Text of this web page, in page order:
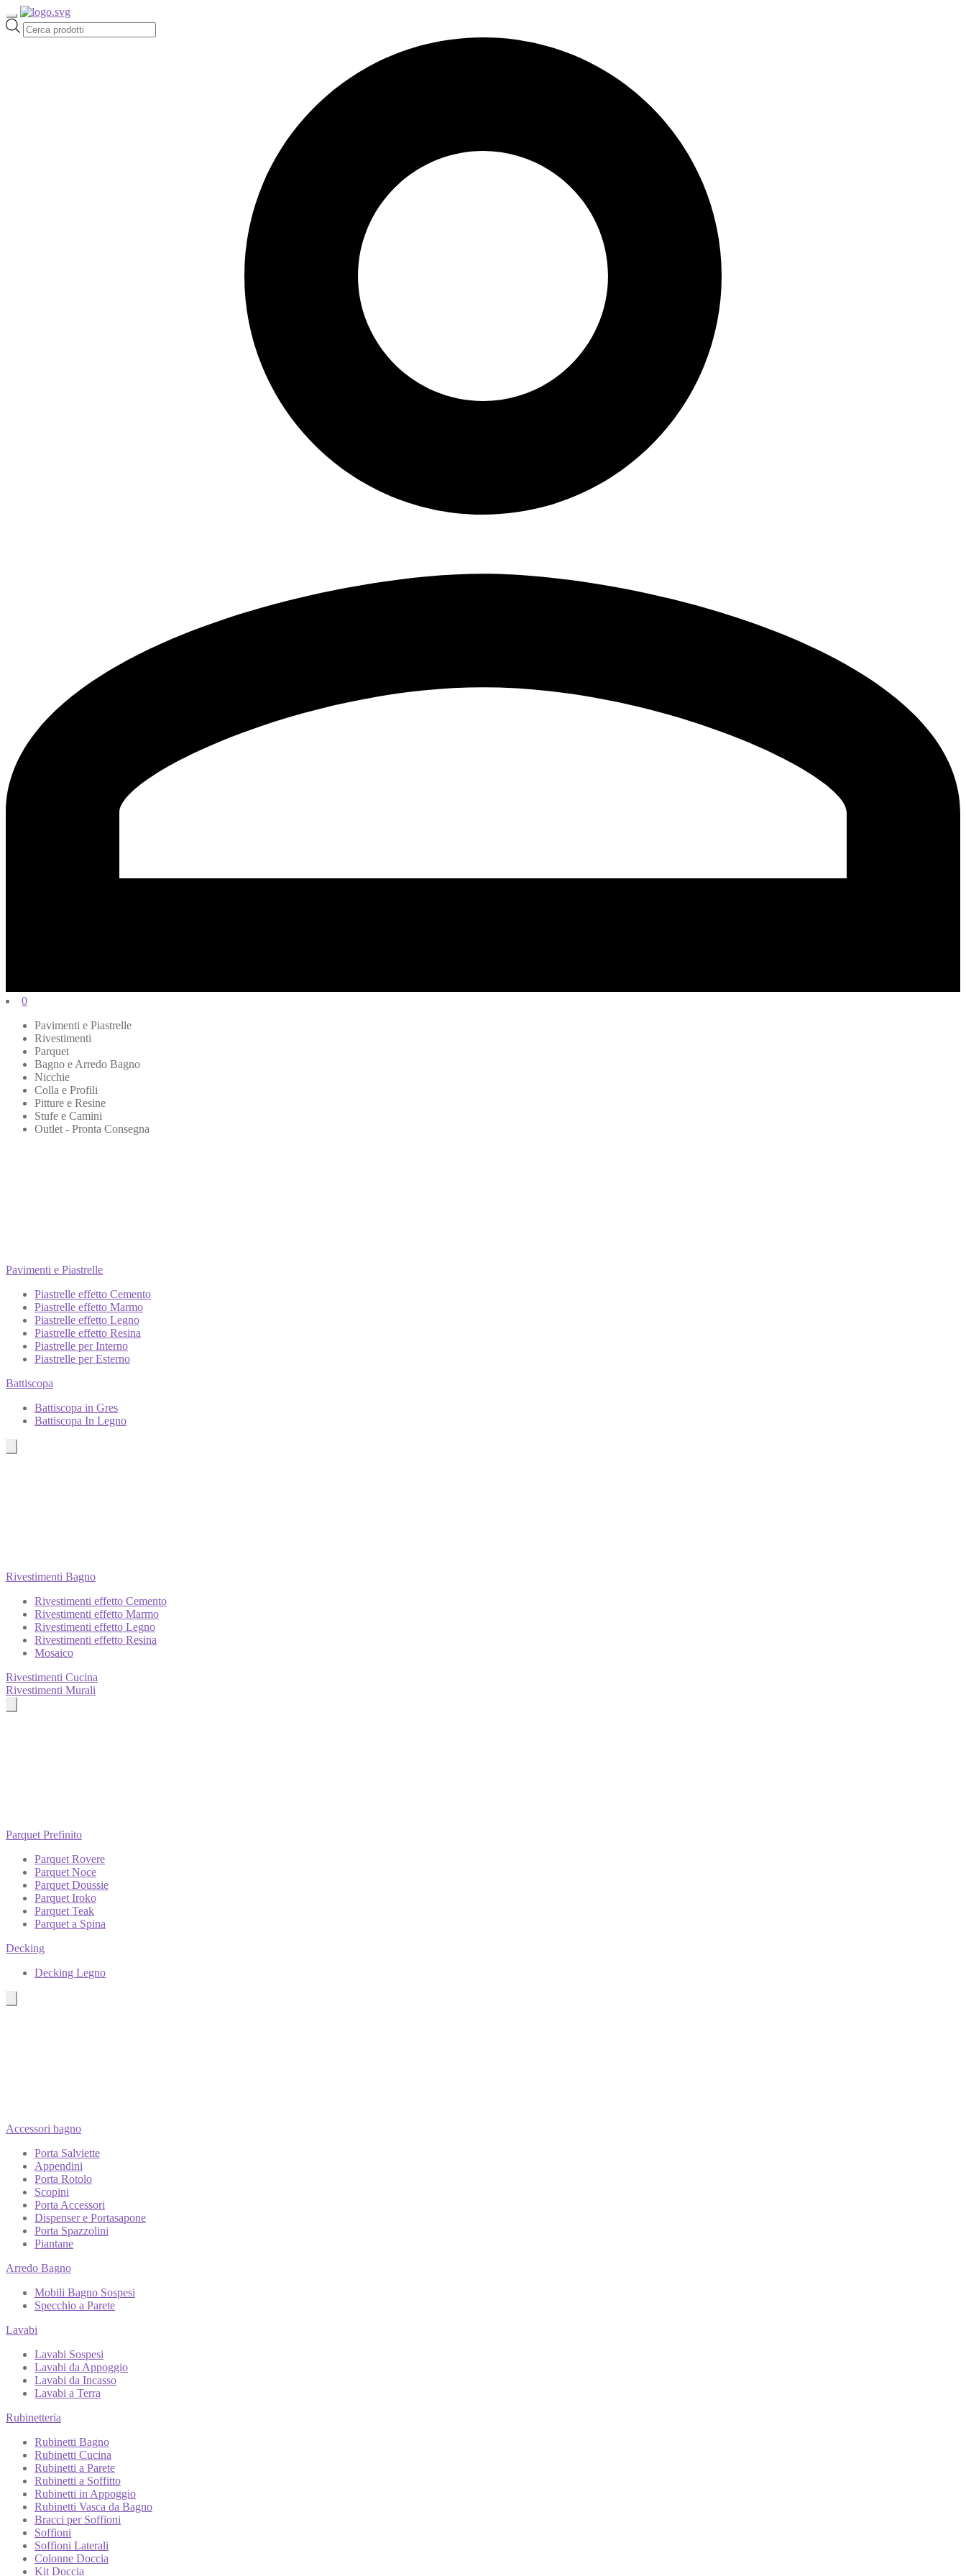
Ricerca
prodotti
0
Pavimenti e Piastrelle
Rivestimenti
Parquet
Bagno e Arredo Bagno
Nicchie
Colla e Profili
Pitture e Resine
Stufe e Camini
Outlet - Pronta Consegna
Pavimenti e Piastrelle
Piastrelle effetto Cemento
Piastrelle effetto Marmo
Piastrelle effetto Legno
Piastrelle effetto Resina
Piastrelle per Interno
Piastrelle per Esterno
Battiscopa
Battiscopa in Gres
Battiscopa In Legno
Rivestimenti Bagno
Rivestimenti effetto Cemento
Rivestimenti effetto Marmo
Rivestimenti effetto Legno
Rivestimenti effetto Resina
Mosaico
Rivestimenti Cucina
Rivestimenti Murali
Parquet Prefinito
Parquet Rovere
Parquet Noce
Parquet Doussie
Parquet Iroko
Parquet Teak
Parquet a Spina
Decking
Decking Legno
Accessori bagno
Porta Salviette
Appendini
Porta Rotolo
Scopini
Porta Accessori
Dispenser e Portasapone
Porta Spazzolini
Piantane
Arredo Bagno
Mobili Bagno Sospesi
Specchio a Parete
Lavabi
Lavabi Sospesi
Lavabi da Appoggio
Lavabi da Incasso
Lavabi a Terra
Rubinetteria
Rubinetti Bagno
Rubinetti Cucina
Rubinetti a Parete
Rubinetti a Soffitto
Rubinetti in Appoggio
Rubinetti Vasca da Bagno
Bracci per Soffioni
Soffioni
Soffioni Laterali
Colonne Doccia
Kit Doccia